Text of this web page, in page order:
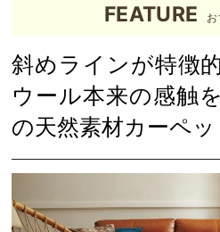
FEATURE
斜めラインが特徴
ウール本来の感触
の天然素材カーペッ